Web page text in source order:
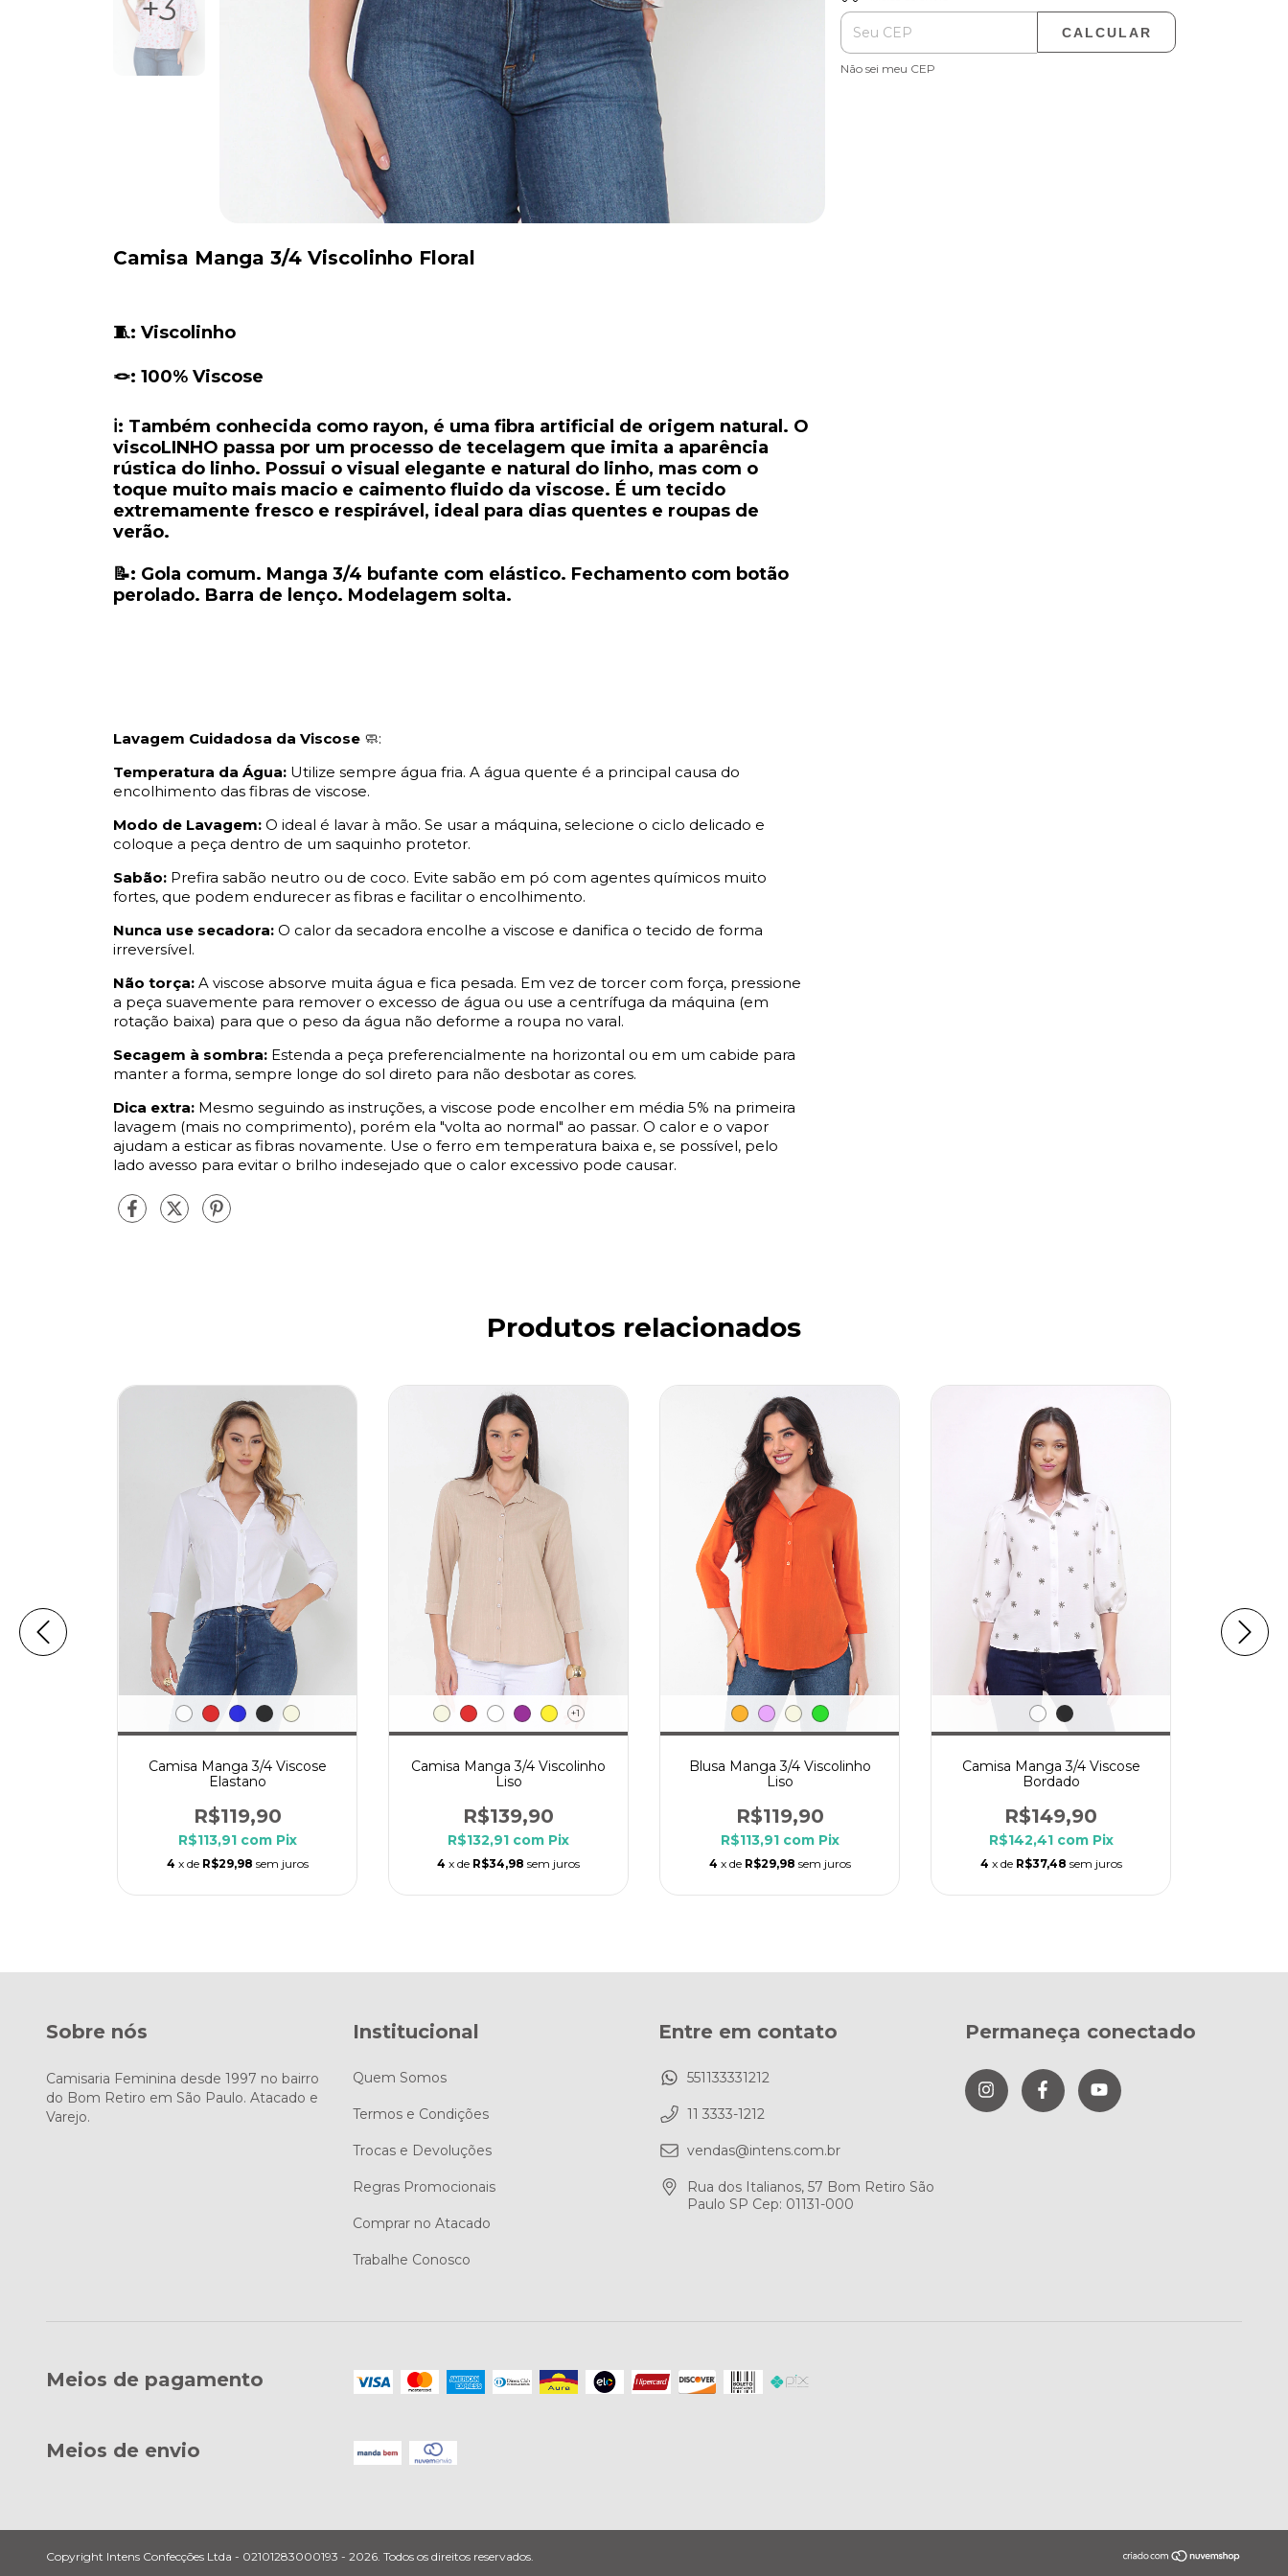
+3
Camisa Manga 3/4 Viscolinho Floral
🧵: Viscolinho
🪢: 100% Viscose
ℹ️: Também conhecida como rayon, é uma fibra artificial de origem natural. O
viscoLINHO passa por um processo de tecelagem que imita a aparência
rústica do linho. Possui o visual elegante e natural do linho, mas com o
toque muito mais macio e caimento fluido da viscose. É um tecido
extremamente fresco e respirável, ideal para dias quentes e roupas de
verão.
📝: Gola comum. Manga 3/4 bufante com elástico. Fechamento com botão
perolado. Barra de lenço. Modelagem solta.
Lavagem Cuidadosa da Viscose 🧼:
Temperatura da Água: Utilize sempre água fria. A água quente é a principal causa do
encolhimento das fibras de viscose.
Modo de Lavagem: O ideal é lavar à mão. Se usar a máquina, selecione o ciclo delicado e
coloque a peça dentro de um saquinho protetor.
Sabão: Prefira sabão neutro ou de coco. Evite sabão em pó com agentes químicos muito
fortes, que podem endurecer as fibras e facilitar o encolhimento.
Nunca use secadora: O calor da secadora encolhe a viscose e danifica o tecido de forma
irreversível.
Não torça: A viscose absorve muita água e fica pesada. Em vez de torcer com força, pressione
a peça suavemente para remover o excesso de água ou use a centrífuga da máquina (em
rotação baixa) para que o peso da água não deforme a roupa no varal.
Secagem à sombra: Estenda a peça preferencialmente na horizontal ou em um cabide para
manter a forma, sempre longe do sol direto para não desbotar as cores.
Dica extra: Mesmo seguindo as instruções, a viscose pode encolher em média 5% na primeira
lavagem (mais no comprimento), porém ela "volta ao normal" ao passar. O calor e o vapor
ajudam a esticar as fibras novamente. Use o ferro em temperatura baixa e, se possível, pelo
lado avesso para evitar o brilho indesejado que o calor excessivo pode causar.
CALCULAR
Não sei meu CEP
Produtos relacionados
Camisa Manga 3/4 Viscose
Elastano
R$119,90
R$113,91 com Pix
4 x de R$29,98 sem juros
+1
Camisa Manga 3/4 Viscolinho
Liso
R$139,90
R$132,91 com Pix
4 x de R$34,98 sem juros
Blusa Manga 3/4 Viscolinho
Liso
R$119,90
R$113,91 com Pix
4 x de R$29,98 sem juros
Camisa Manga 3/4 Viscose
Bordado
R$149,90
R$142,41 com Pix
4 x de R$37,48 sem juros
Sobre nós
Camisaria Feminina desde 1997 no bairro
do Bom Retiro em São Paulo. Atacado e
Varejo.
Institucional
Quem Somos
Termos e Condições
Trocas e Devoluções
Regras Promocionais
Comprar no Atacado
Trabalhe Conosco
Entre em contato
551133331212
11 3333-1212
vendas@intens.com.br
Rua dos Italianos, 57 Bom Retiro São
Paulo SP Cep: 01131-000
Permaneça conectado
Meios de pagamento
Meios de envio
Copyright Intens Confecções Ltda - 02101283000193 - 2026. Todos os direitos reservados.